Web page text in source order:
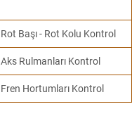
Rot Başı - Rot Kolu Kontrol
Aks Rulmanları Kontrol
Fren Hortumları Kontrol